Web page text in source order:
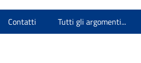
Contatti Tutti gli argomenti...